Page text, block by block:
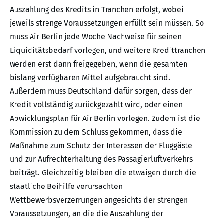
Auszahlung des Kredits in Tranchen erfolgt, wobei
jeweils strenge Voraussetzungen erfüllt sein müssen. So
muss Air Berlin jede Woche Nachweise für seinen
Liquiditätsbedarf vorlegen, und weitere Kredittranchen
werden erst dann freigegeben, wenn die gesamten
bislang verfügbaren Mittel aufgebraucht sind.
Außerdem muss Deutschland dafür sorgen, dass der
Kredit vollständig zurückgezahlt wird, oder einen
Abwicklungsplan für Air Berlin vorlegen. Zudem ist die
Kommission zu dem Schluss gekommen, dass die
Maßnahme zum Schutz der Interessen der Fluggäste
und zur Aufrechterhaltung des Passagierluftverkehrs
beiträgt. Gleichzeitig bleiben die etwaigen durch die
staatliche Beihilfe verursachten
Wettbewerbsverzerrungen angesichts der strengen
Voraussetzungen, an die die Auszahlung der